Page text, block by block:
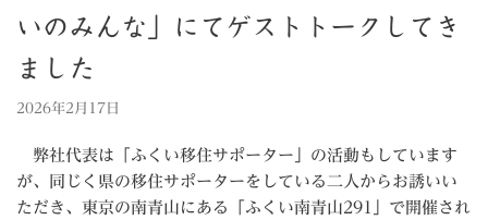
いのみんな」にてゲストトークしてき
ました
2026年2月17日
弊社代表は「ふくい移住サポーター」の活動もしています
が、同じく県の移住サポーターをしている二人からお誘いい
ただき、東京の南青山にある「ふくい南青山291」で開催され